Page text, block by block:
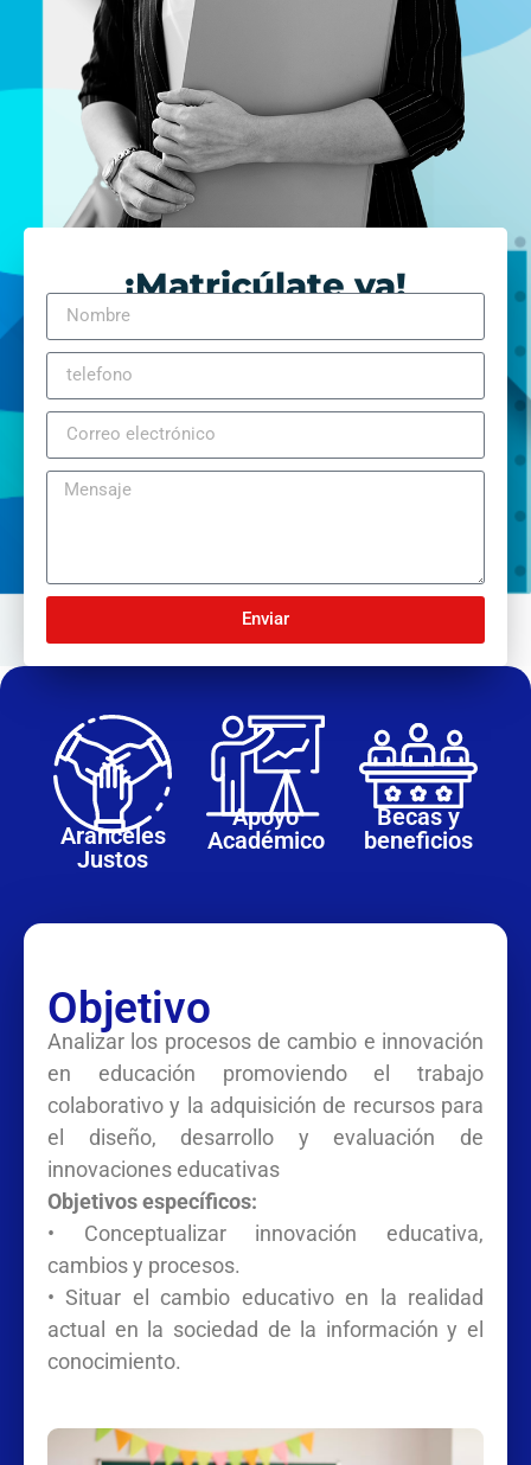
¡Matricúlate ya!
Enviar
Aranceles
Justos
Apoyo
Académico
Becas y
beneficios
Objetivo
Analizar los procesos de cambio e innovación
en educación promoviendo el trabajo
colaborativo y la adquisición de recursos para
el diseño, desarrollo y evaluación de
innovaciones educativas
Objetivos específicos:
• Conceptualizar innovación educativa,
cambios y procesos.
• Situar el cambio educativo en la realidad
actual en la sociedad de la información y el
conocimiento.